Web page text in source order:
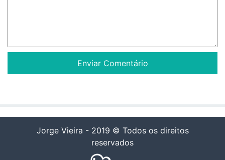
Jorge Vieira - 2019 © Todos os direitos
reservados